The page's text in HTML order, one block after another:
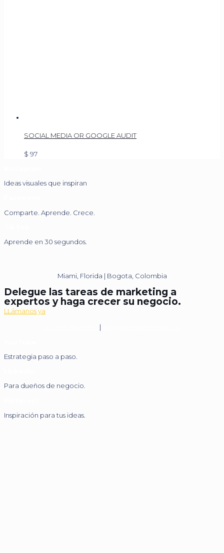
SOCIAL MEDIA OR GOOGLE AUDIT
$ 97
Ideas visuales que inspiran
Comparte. Aprende. Crece.
Aprende en 30 segundos.
Miami, Florida | Bogota, Colombia
Delegue las tareas de marketing a
expertos y haga crecer su negocio.
LLámanos ya
|
Estrategia paso a paso.
Para dueños de negocio.
Inspiración para tus ideas.